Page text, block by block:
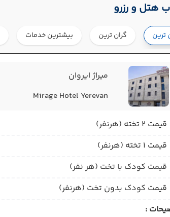
هتل و رزرو
ترین گران ترین بیشترین خدمات
میراژ ایروان
Mirage Hotel Yerevan
قیمت 2 تخته (هرنفر)
قیمت 1 تخته (هرنفر)
قیمت کودک با تخت (هر نفر)
قیمت کودک بدون تخت (هرنفر)
: